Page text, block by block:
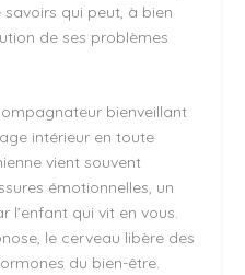
qui peut, à bien
de ses problèmes
bienveillant
intérieur en toute
vient souvent
émotionnelles, un
l’enfant qui vit en vous.
le cerveau libère des
du bien-être.